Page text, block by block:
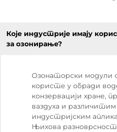
Које индустрије имају
за озонирање?
Озонаторски модули
користе у обради
конзервацији хране,
ваздуха и различитим
индустријским
Њихова разноврсност